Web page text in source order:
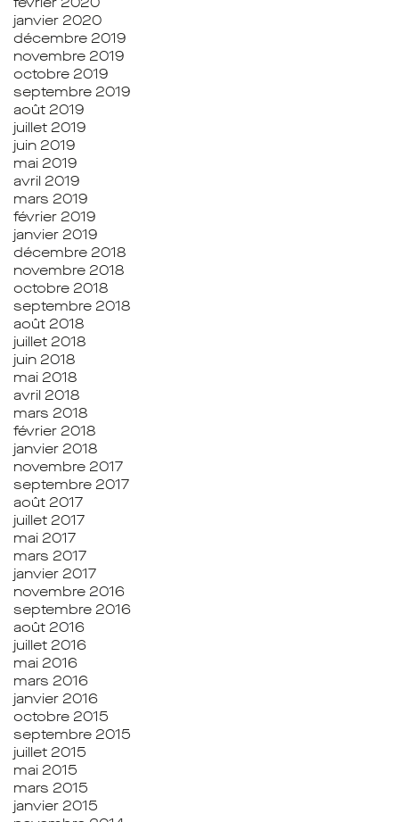
janvier 2020
décembre 2019
novembre 2019
octobre 2019
septembre 2019
août 2019
juillet 2019
juin 2019
mai 2019
avril 2019
mars 2019
février 2019
janvier 2019
décembre 2018
novembre 2018
octobre 2018
septembre 2018
août 2018
juillet 2018
juin 2018
mai 2018
avril 2018
mars 2018
février 2018
janvier 2018
novembre 2017
septembre 2017
août 2017
juillet 2017
mai 2017
mars 2017
janvier 2017
novembre 2016
septembre 2016
août 2016
juillet 2016
mai 2016
mars 2016
janvier 2016
octobre 2015
septembre 2015
juillet 2015
mai 2015
mars 2015
janvier 2015